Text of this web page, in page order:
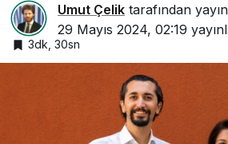
Umut Çelik tarafından
29 Mayıs 2024, 02:19
3dk, 30sn